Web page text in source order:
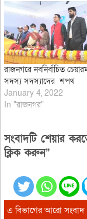
রাজনগরে নবনির্বাচিত
সদস্য সদস্যাদের শপথ
January 4, 2022
In "রাজনগর"
সংবাদটি শেয়ার
ক্লিক করুন”
এ বিভাগের আরো সংবাদ